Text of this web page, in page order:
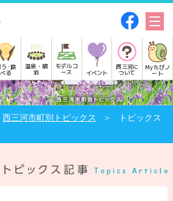
う･食
べる
温泉・宿
泊
モデルコ
ース イベント
西三河に
ついて
Myたびノ
ート
西三河市町別トピックス
トピックス